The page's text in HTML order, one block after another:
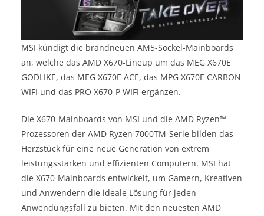
MSI kündigt die brandneuen AM5-Sockel-Mainboards
an, welche das AMD X670-Lineup um das MEG X670E
GODLIKE, das MEG X670E ACE, das MPG X670E CARBON
WIFI und das PRO X670-P WIFI ergänzen.
Die X670-Mainboards von MSI und die AMD Ryzen™
Prozessoren der AMD Ryzen 7000TM-Serie bilden das
Herzstück für eine neue Generation von extrem
leistungsstarken und effizienten Computern. MSI hat
die X670-Mainboards entwickelt, um Gamern, Kreativen
und Anwendern die ideale Lösung für jeden
Anwendungsfall zu bieten. Mit den neuesten AMD